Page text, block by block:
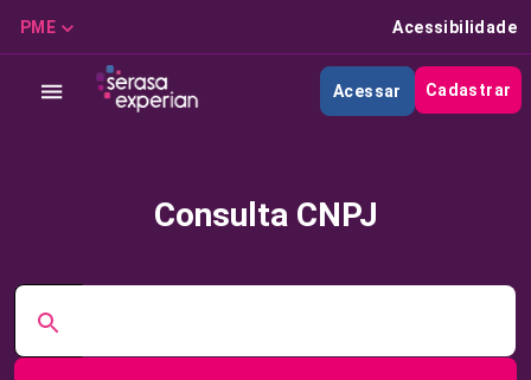
PME Acessibilidade
Acessar Cadastrar
Consulta CNPJ